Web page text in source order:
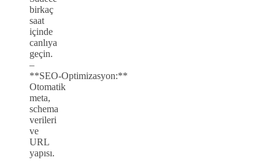
birkaç
saat
içinde
canlıya
geçin.
–
**SEO‑Optimizasyon:**
Otomatik
meta,
schema
verileri
ve
URL
yapısı.